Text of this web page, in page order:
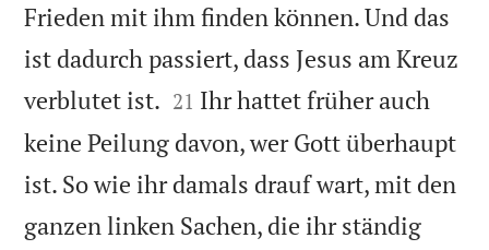
Frieden mit ihm finden können. Und das
ist dadurch passiert, dass Jesus am Kreuz
verblutet ist. 

21 Ihr hattet früher auch
keine Peilung davon, wer Gott überhaupt
ist. So wie ihr damals drauf wart, mit den
ganzen linken Sachen, die ihr ständig